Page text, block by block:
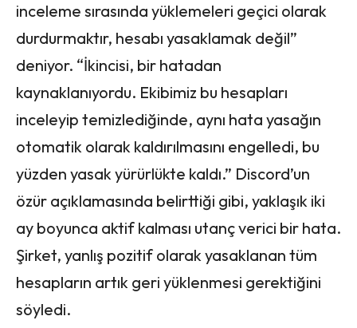
inceleme sırasında yüklemeleri geçici olarak
durdurmaktır, hesabı yasaklamak değil”
deniyor. “İkincisi, bir hatadan
kaynaklanıyordu. Ekibimiz bu hesapları
inceleyip temizlediğinde, aynı hata yasağın
otomatik olarak kaldırılmasını engelledi, bu
yüzden yasak yürürlükte kaldı.” Discord’un
özür açıklamasında belirttiği gibi, yaklaşık iki
ay boyunca aktif kalması utanç verici bir hata.
Şirket, yanlış pozitif olarak yasaklanan tüm
hesapların artık geri yüklenmesi gerektiğini
söyledi.